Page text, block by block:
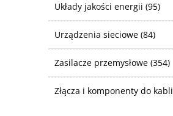
Układy jakości energii (95)
Urządzenia sieciowe (84)
Zasilacze przemysłowe (354)
Złącza i komponenty do kabli